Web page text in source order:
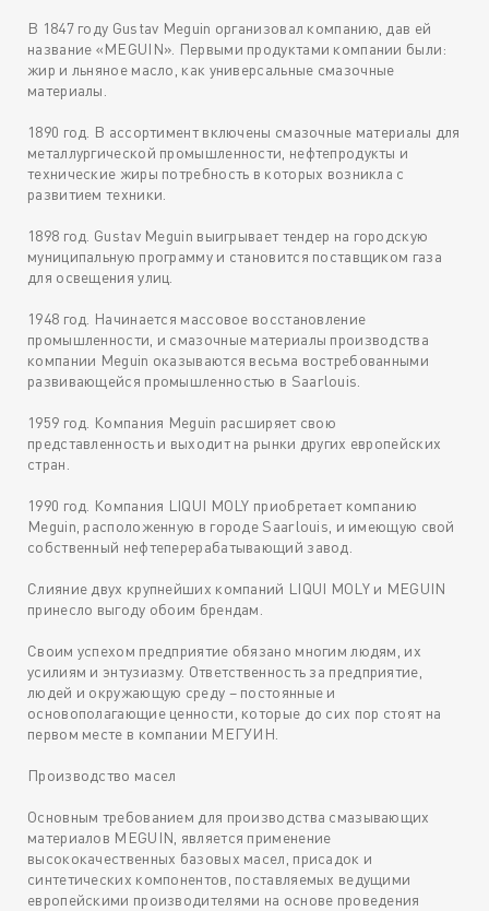
В 1847 году Gustav Meguin организовал компанию, дав ей
название «MEGUIN». Первыми продуктами компании были:
жир и льняное масло, как универсальные смазочные
материалы.
1890 год. В ассортимент включены смазочные материалы для
металлургической промышленности, нефтепродукты и
технические жиры потребность в которых возникла с
развитием техники.
1898 год. Gustav Meguin выигрывает тендер на городскую
муниципальную программу и становится поставщиком газа
для освещения улиц.
1948 год. Начинается массовое восстановление
промышленности, и смазочные материалы производства
компании Meguin оказываются весьма востребованными
развивающейся промышленностью в Saarlouis.
1959 год. Компания Meguin расширяет свою
представленность и выходит на рынки других европейских
стран.
1990 год. Компания LIQUI MOLY приобретает компанию
Meguin, расположенную в городе Saarlouis, и имеющую свой
собственный нефтеперерабатывающий завод.
Слияние двух крупнейших компаний LIQUI MOLY и MEGUIN
принесло выгоду обоим брендам.
Своим успехом предприятие обязано многим людям, их
усилиям и энтузиазму. Ответственность за предприятие,
людей и окружающую среду – постоянные и
основополагающие ценности, которые до сих пор стоят на
первом месте в компании МЕГУИН.
Производство масел
Основным требованием для производства смазывающих
материалов MEGUIN, является применение
высококачественных базовых масел, присадок и
синтетических компонентов, поставляемых ведущими
европейскими производителями на основе проведения